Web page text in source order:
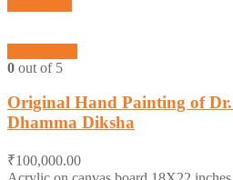
0 out of 5
Original Hand Painting of
Dhamma Diksha
₹100,000.00